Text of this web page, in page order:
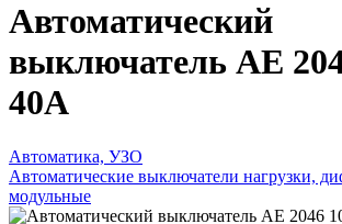
Автоматический
выключатель АЕ
40А
Автоматика, УЗО
Автоматические выключатели нагрузки,
модульные